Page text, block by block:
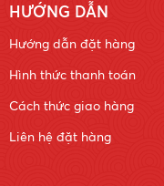
HƯỚNG DẪN
Hướng dẫn đặt hàng
Hình thức thanh toán
Cách thức giao hàng
Liên hệ đặt hàng